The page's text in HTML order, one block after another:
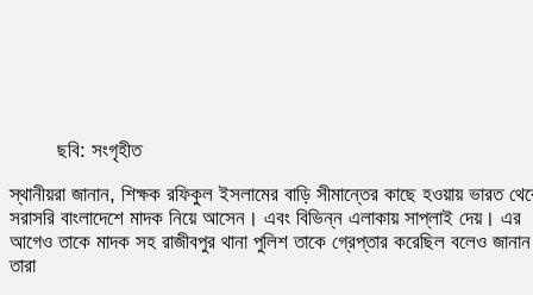
ছবি: সংগৃহীত
স্থানীয়রা জানান, শিক্ষক রফিকুল ইসলামের বাড়ি সীমান্তের কাছে হওয়ায় ভারত
সরাসরি বাংলাদেশে মাদক নিয়ে আসেন। এবং বিভিন্ন এলাকায় সাপ্লাই দেয়। এর
আগেও তাকে মাদক সহ রাজীবপুর থানা পুলিশ তাকে গ্রেপ্তার করেছিল বলেও জানান
তারা